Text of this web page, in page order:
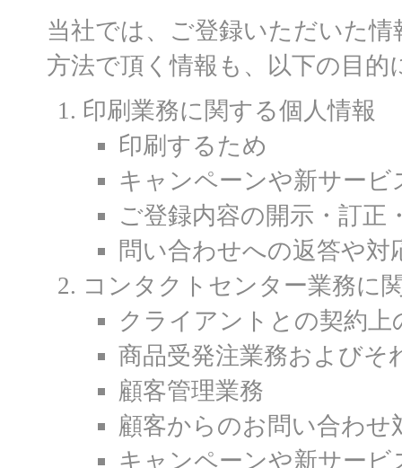
当社では、ご登録いただいた
方法で頂く情報も、以下の目
印刷業務に関する個人情報
印刷するため
キャンペーンや新サー
ご登録内容の開示・訂正
問い合わせへの返答や対
コンタクトセンター業務に
クライアントとの契約
商品受発注業務およびそ
顧客管理業務
顧客からのお問い合わせ
キャンペーンや新サー